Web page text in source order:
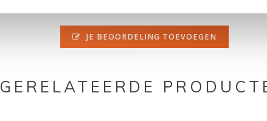
JE BEOORDELING TOEVOEGEN
GERELATEERDE